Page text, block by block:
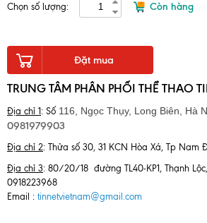
Chọn số lượng: Còn hàng
Đặt mua
TRUNG TÂM PHÂN PHỐI THỂ THAO
Địa chỉ 1 : Số 116, Ngọc Thụy, Long Biên, Hà
0981979903
Địa chỉ 2: Thửa số 30, 31 KCN Hòa Xá, Tp Nam
Địa chỉ 3: 80/20/18 đường TL40-KP1, Thạnh
0918223968
Email : tinnetvietnam@gmail.com